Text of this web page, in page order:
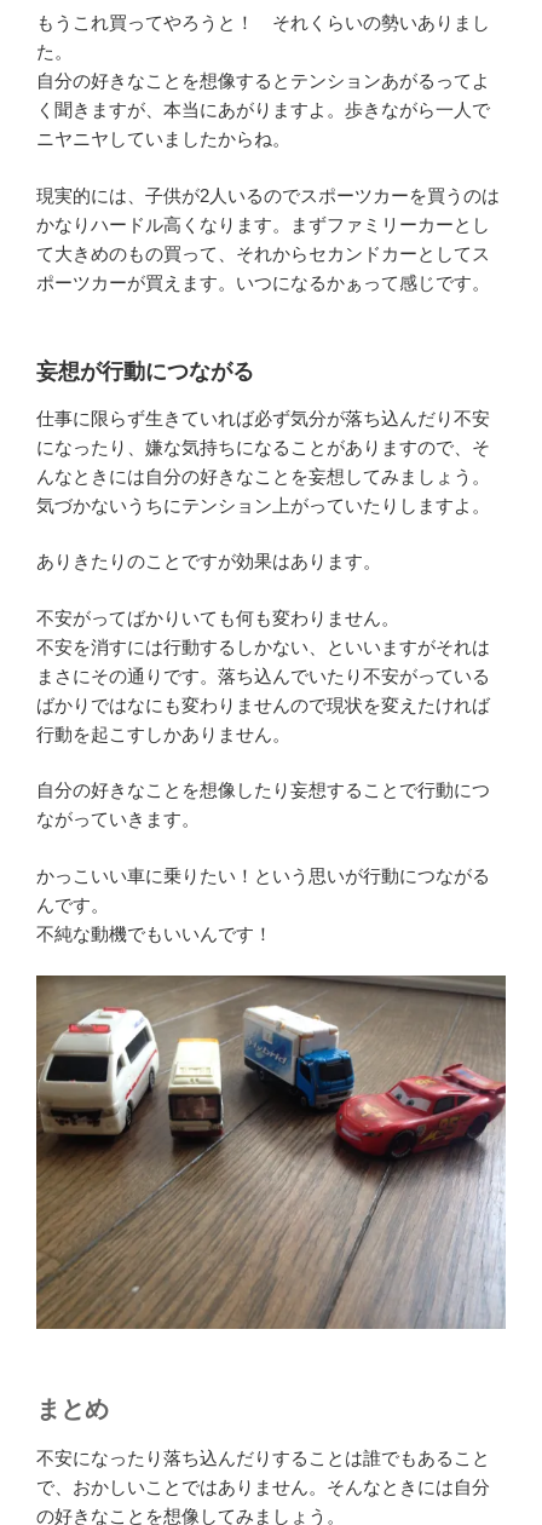
もうこれ買ってやろうと！ それくらいの勢いありまし
た。
自分の好きなことを想像するとテンションあがるってよ
く聞きますが、本当にあがりますよ。歩きながら一人で
ニヤニヤしていましたからね。
現実的には、子供が2人いるのでスポーツカーを買うのは
かなりハードル高くなります。まずファミリーカーとし
て大きめのもの買って、それからセカンドカーとしてス
ポーツカーが買えます。いつになるかぁって感じです。
妄想が行動につながる
仕事に限らず生きていれば必ず気分が落ち込んだり不安
になったり、嫌な気持ちになることがありますので、そ
んなときには自分の好きなことを妄想してみましょう。
気づかないうちにテンション上がっていたりしますよ。
ありきたりのことですが効果はあります。
不安がってばかりいても何も変わりません。
不安を消すには行動するしかない、といいますがそれは
まさにその通りです。落ち込んでいたり不安がっている
ばかりではなにも変わりませんので現状を変えたければ
行動を起こすしかありません。
自分の好きなことを想像したり妄想することで行動につ
ながっていきます。
かっこいい車に乗りたい！という思いが行動につながる
んです。
不純な動機でもいいんです！
まとめ
不安になったり落ち込んだりすることは誰でもあること
で、おかしいことではありません。そんなときには自分
の好きなことを想像してみましょう。